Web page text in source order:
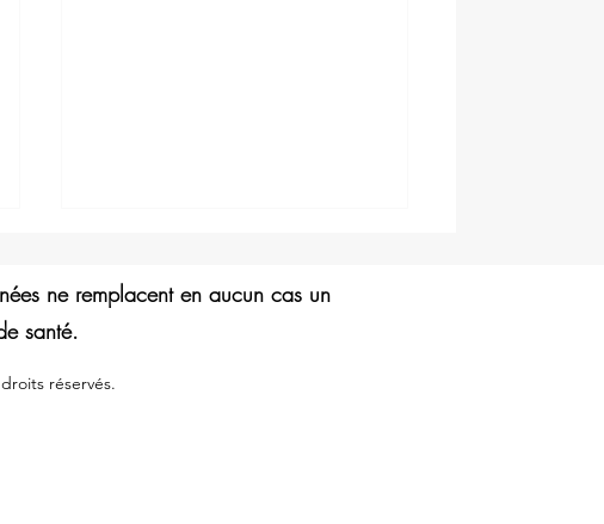
ne remplacent en aucun cas un
santé.
réservés.